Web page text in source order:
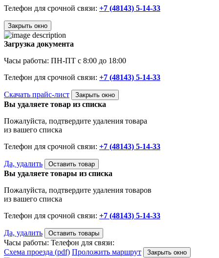
Телефон для срочной связи: +7 (48143) 5-14-33
Закрыть окно
Загрузка документа
Часы работы: ПН-ПТ с 8:00 до 18:00
Телефон для срочной связи: +7 (48143) 5-14-33
Скачать прайс-лист Закрыть окно
Вы удаляете товар из списка
Пожалуйста, подтвердите удаления товара
из вашего списка
Телефон для срочной связи: +7 (48143) 5-14-33
Да, удалить Оставить товар
Вы удаляете товары из списка
Пожалуйста, подтвердите удаления товаров
из вашего списка
Телефон для срочной связи: +7 (48143) 5-14-33
Да, удалить Оставить товары
Часы работы: Телефон для связи:
Схема проезда (pdf) Проложить маршрут Закрыть окно